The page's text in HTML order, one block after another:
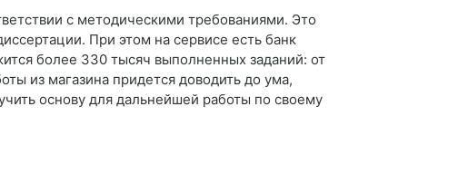
с методическими требованиями. Это
При этом на сервисе есть банк
более 330 тысяч выполненных заданий: от
из магазина придется доводить до ума,
основу для дальнейшей работы по своему